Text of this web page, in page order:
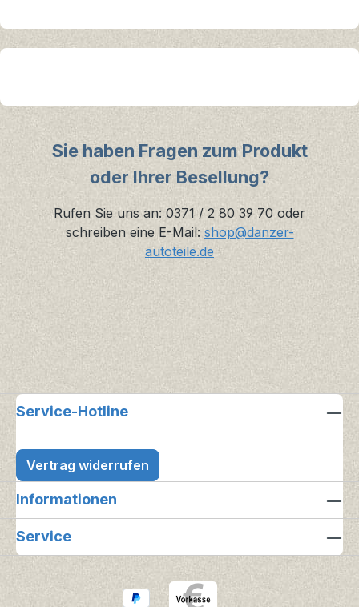
Sie haben Fragen zum Produkt
oder Ihrer Besellung?
Rufen Sie uns an: 0371 / 2 80 39 70 oder
schreiben eine E-Mail: shop@danzer-
autoteile.de
Service-Hotline
Vertrag widerrufen
Informationen
Service